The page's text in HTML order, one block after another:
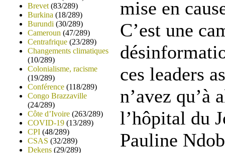
Brevet (83/289)
Burkina (18/289)
Burundi (30/289)
Cameroun (47/289)
Centrafrique (23/289)
Changements climatiques
(10/289)
Colonialisme, racisme
(19/289)
Conférence (118/289)
Congo Brazzaville
(24/289)
Côte d’Ivoire (263/289)
COVID-19 (13/289)
CPI (48/289)
CSAS (32/289)
Dekens (29/289)
mise en
C’est une
ces leaders
n’avez qu’à
l’hôpital du
Pauline